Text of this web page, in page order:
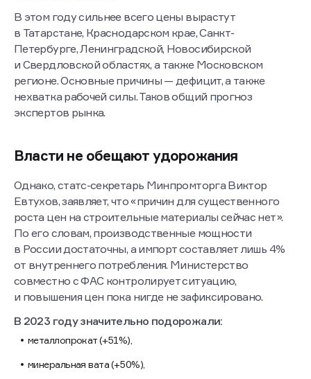
В этом году сильнее всего цены вырастут
в Татарстане, Краснодарском крае, Санкт-
Петербурге, Ленинградской, Новосибирской
и Свердловской областях, а также Московском
регионе. Основные причины — дефицит, а также
нехватка рабочей силы. Таков общий прогноз
экспертов рынка.
Власти не обещают удорожания
Однако, статс-секретарь Минпромторга Виктор
Евтухов, заявляет, что «причин для существенного
роста цен на строительные материалы сейчас нет».
По его словам, производственные мощности
в России достаточны, а импорт составляет лишь 4%
от внутреннего потребления. Министерство
совместно с ФАС контролирует ситуацию,
и повышения цен пока нигде не зафиксировано.
В 2023 году значительно подорожали:
металлопрокат (+51%),
минеральная вата (+50%),